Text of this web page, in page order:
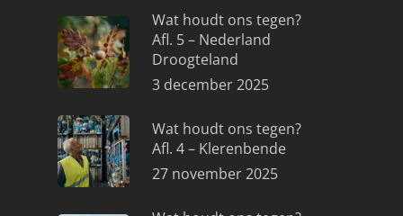
Wat houdt ons tegen?
Afl. 5 – Nederland
Droogteland
3 december 2025
Wat houdt ons tegen?
Afl. 4 – Klerenbende
27 november 2025